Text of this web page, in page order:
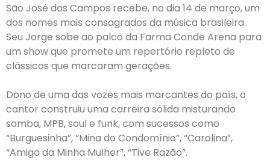
São José dos Campos recebe, no dia 14 de março, um
dos nomes mais consagrados da música brasileira.
Seu Jorge sobe ao palco da Farma Conde Arena para
um show que promete um repertório repleto de
clássicos que marcaram gerações.
Dono de uma das vozes mais marcantes do país, o
cantor construiu uma carreira sólida misturando
samba, MPB, soul e funk, com sucessos como
“Burguesinha”, “Mina do Condomínio”, “Carolina”,
“Amiga da Minha Mulher”, “Tive Razão”.